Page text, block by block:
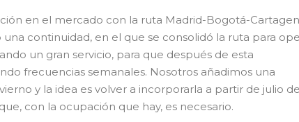
en el mercado con la ruta Madrid-Bogotá-
continuidad, en el que se consolidó la ruta para
un gran servicio, para que después de esta
frecuencias semanales. Nosotros añadimos una
y la idea es volver a incorporarla a partir de julio de
con la ocupación que hay, es necesario.